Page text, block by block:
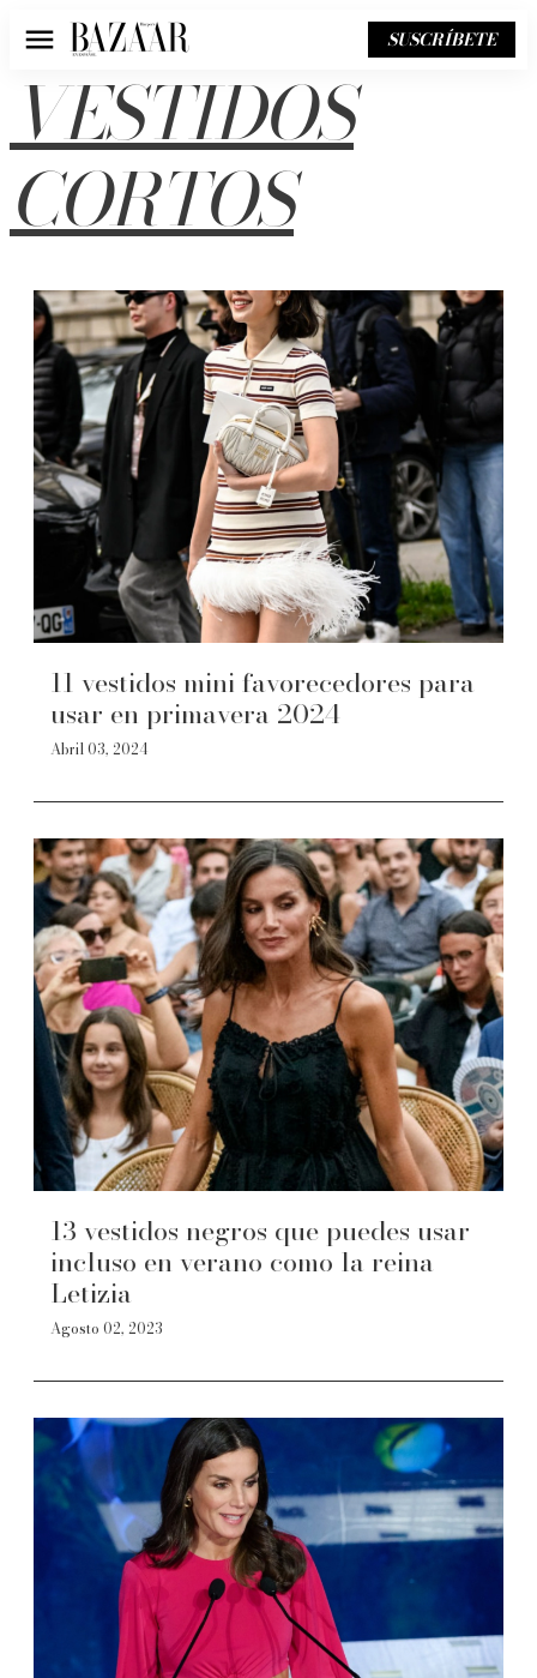
Menú SUSCRÍBETE
VESTIDOS
CORTOS
11 vestidos mini favorecedores para
usar en primavera 2024
Abril 03, 2024
13 vestidos negros que puedes usar
incluso en verano como la reina
Letizia
Agosto 02, 2023